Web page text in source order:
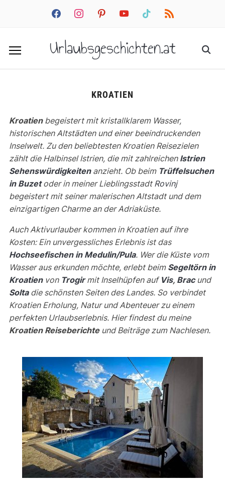
facebookinstagrampinterestyoutube tiktok rss
Urlaubsgeschichten.at
KROATIEN
Kroatienbegeistert mit kristallklarem Wasser,
historischen Altstädten und einer beeindruckenden
Inselwelt. Zu den beliebtesten Kroatien Reisezielen
zählt die Halbinsel Istrien, die mit zahlreichen Istrien
Sehenswürdigkeitenanzieht. Ob beim Trüffelsuchen
in Buzetoder in meiner Lieblingsstadt Rovinj
begeistert mit seiner malerischen Altstadt und dem
einzigartigen Charme an der Adriaküste.
Auch Aktivurlauber kommen in Kroatien auf ihre
Kosten: Ein unvergessliches Erlebnis ist das
Hochseefischen in Medulin/Pula. Wer die Küste vom
Wasser aus erkunden möchte, erlebt beim Segeltörn in
Kroatienvon Trogir mit Inselhüpfen auf Vis, Bracund
Solta die schönsten Seiten des Landes. So verbindet
Kroatien Erholung, Natur und Abenteuer zu einem
perfekten Urlaubserlebnis. Hier findest du meine
Kroatien Reiseberichteund Beiträge zum Nachlesen.